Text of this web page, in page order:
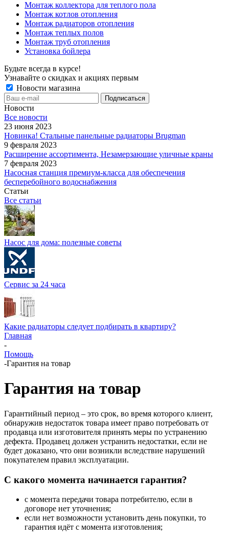
Монтаж коллектора для теплого пола
Монтаж котлов отопления
Монтаж радиаторов отопления
Монтаж теплых полов
Монтаж труб отопления
Установка бойлера
Будьте всегда в курсе!
Узнавайте о скидках и акциях первым
Новости магазина
Новости
Все новости
23 июня 2023
Новинка! Стальные панельные радиаторы Brugman
9 февраля 2023
Расширение ассортимента, Незамерзающие уличные краны
7 февраля 2023
Насосная станция премиум-класса для обеспечения
бесперебойного водоснабжения
Статьи
Все статьи
Насос для дома: полезные советы
Сервис за 24 часа
Какие радиаторы следует подбирать в квартиру?
Главная
-
Помощь
-Гарантия на товар
Гарантия на товар
Гарантийный период – это срок, во время которого клиент,
обнаружив недостаток товара имеет право потребовать от
продавца или изготовителя принять меры по устранению
дефекта. Продавец должен устранить недостатки, если не
будет доказано, что они возникли вследствие нарушений
покупателем правил эксплуатации.
С какого момента начинается гарантия?
с момента передачи товара потребителю, если в
договоре нет уточнения;
если нет возможности установить день покупки, то
гарантия идёт с момента изготовления;